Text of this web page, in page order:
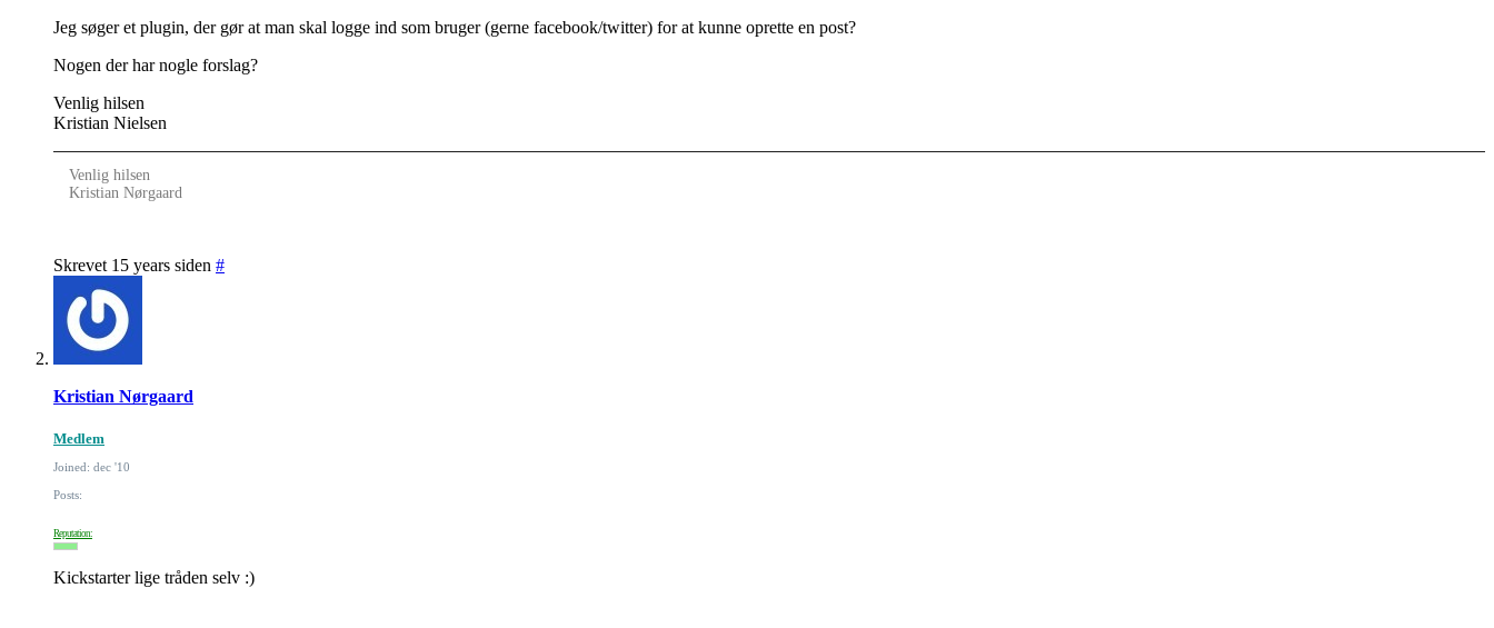
Jeg søger et plugin, der gør at man skal logge ind som bruger (gerne facebook/twitter) for at kunne oprette en post?
Nogen der har nogle forslag?
Venlig hilsen
Kristian Nielsen
Venlig hilsen
Kristian Nørgaard
Skrevet 15 years siden #
Kristian Nørgaard
Medlem
Joined: dec '10
Posts:
Reputation:
Kickstarter lige tråden selv :)